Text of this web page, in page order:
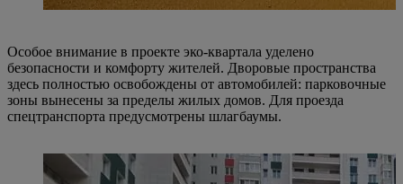
Особое внимание в проекте эко-квартала уделено
безопасности и комфорту жителей. Дворовые пространства
здесь полностью освобождены от автомобилей: парковочные
зоны вынесены за пределы жилых домов. Для проезда
спецтранспорта предусмотрены шлагбаумы.